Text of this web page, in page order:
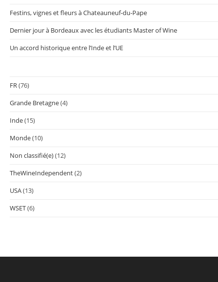
Festins, vignes et fleurs à Chateauneuf-du-Pape
Dernier jour à Bordeaux avec les étudiants Master of Wine
Un accord historique entre l’Inde et l’UE
FR(76)
Grande Bretagne(4)
Inde(15)
Monde(10)
Non classifié(e)(12)
TheWineIndependent(2)
USA(13)
WSET(6)